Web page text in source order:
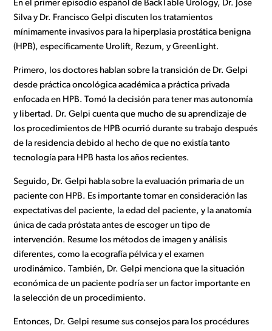
En el primer episodio español de BackTable Urology, Dr. Jose
Silva y Dr. Francisco Gelpi discuten los tratamientos
mínimamente invasivos para la hiperplasia prostática benigna
(HPB), específicamente Urolift, Rezum, y GreenLight.
Primero, los doctores hablan sobre la transición de Dr. Gelpi
desde práctica oncológica académica a práctica privada
enfocada en HPB. Tomó la decisión para tener mas autonomía
y libertad. Dr. Gelpi cuenta que mucho de su aprendizaje de
los procedimientos de HPB ocurrió durante su trabajo después
de la residencia debido al hecho de que no existía tanto
tecnología para HPB hasta los años recientes.
Seguido, Dr. Gelpi habla sobre la evaluación primaria de un
paciente con HPB. Es importante tomar en consideración las
expectativas del paciente, la edad del paciente, y la anatomía
única de cada próstata antes de escoger un tipo de
intervención. Resume los métodos de imagen y análisis
diferentes, como la ecografía pélvica y el examen
urodinámico. También, Dr. Gelpi menciona que la situación
económica de un paciente podría ser un factor importante en
la selección de un procedimiento.
Entonces, Dr. Gelpi resume sus consejos para los procédures